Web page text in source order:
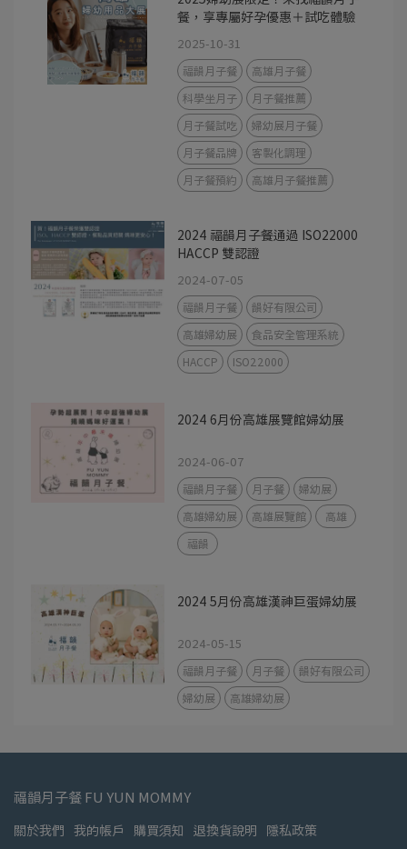
餐，享專屬好孕優惠＋試吃體驗
2025-10-31
福韻月子餐
高雄月子餐
科學坐月子
月子餐推薦
月子餐試吃
婦幼展月子餐
月子餐品牌
客製化調理
月子餐預約
高雄月子餐推薦
2024 福韻月子餐通過 ISO22000
HACCP 雙認證
2024-07-05
福韻月子餐
韻好有限公司
高雄婦幼展
食品安全管理系統
HACCP
ISO22000
2024 6月份高雄展覽館婦幼展
2024-06-07
福韻月子餐 月子餐
婦幼展
高雄婦幼展
高雄展覽館
高雄
福韻
2024 5月份高雄漢神巨蛋婦幼展
2024-05-15
福韻月子餐 月子餐
韻好有限公司
婦幼展
高雄婦幼展
福韻月子餐 FU YUN MOMMY
關於我們 我的帳戶 購買須知 退換貨說明 隱私政策